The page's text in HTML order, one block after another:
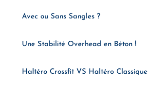
Avec ou Sans Sangles ?
Une Stabilité Overhead en Béton !
Haltéro Crossfit VS Haltéro Classique